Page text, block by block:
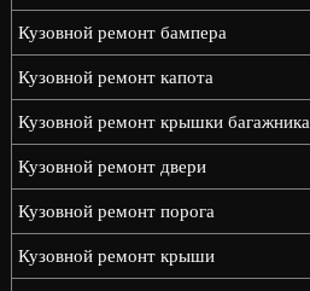
Кузовной ремонт бампера
Кузовной ремонт капота
Кузовной ремонт крышки багажника
Кузовной ремонт двери
Кузовной ремонт порога
Кузовной ремонт крыши